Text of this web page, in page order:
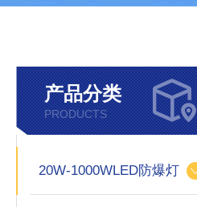
产品分类
PRODUCTS
20W-1000WLED防爆灯